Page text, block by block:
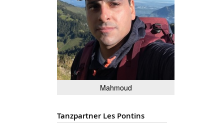
Mahmoud
Tanzpartner Les Pontins